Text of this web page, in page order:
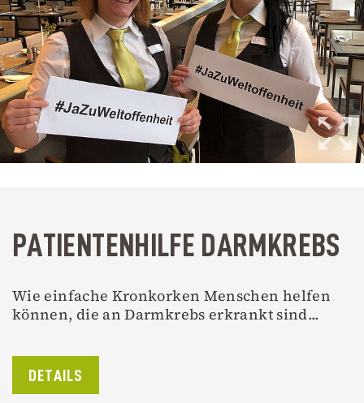
PATIENTENHILFE DARMKREBS
Wie einfache Kronkorken Menschen helfen
können, die an Darmkrebs erkrankt sind...
DETAILS